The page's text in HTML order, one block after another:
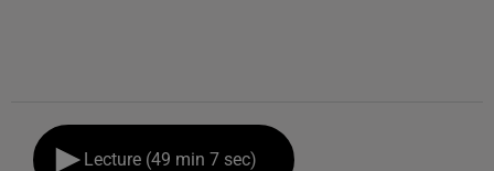
Lecture (49 min 7 sec)